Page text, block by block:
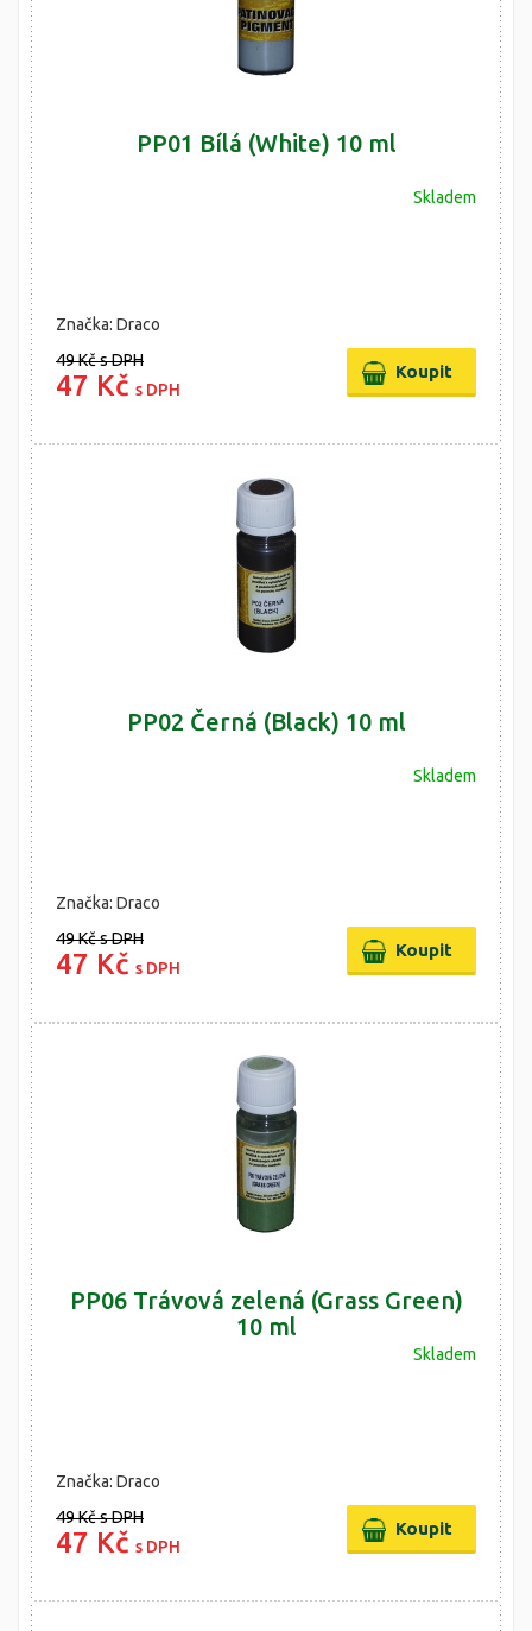
PP01 Bílá (White) 10 ml
Skladem
Značka: Draco
49 Kčs DPH
47 Kč s DPH
PP02 Černá (Black) 10 ml
Skladem
Značka: Draco
49 Kčs DPH
47 Kč s DPH
PP06 Trávová zelená (Grass Green)
10 ml
Skladem
Značka: Draco
49 Kčs DPH
47 Kč s DPH